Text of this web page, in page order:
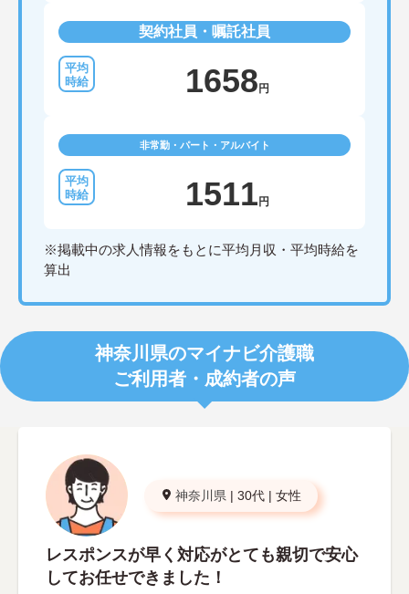
契約社員・嘱託社員
1658 円
非常勤・パート・アルバイト
1511 円
※掲載中の求人情報をもとに平均月収・平均時給を
算出
神奈川県のマイナビ介護職
ご利用者・成約者の声
神奈川県 | 30代 | 女性
レスポンスが早く対応がとても親切で安心
してお任せできました！